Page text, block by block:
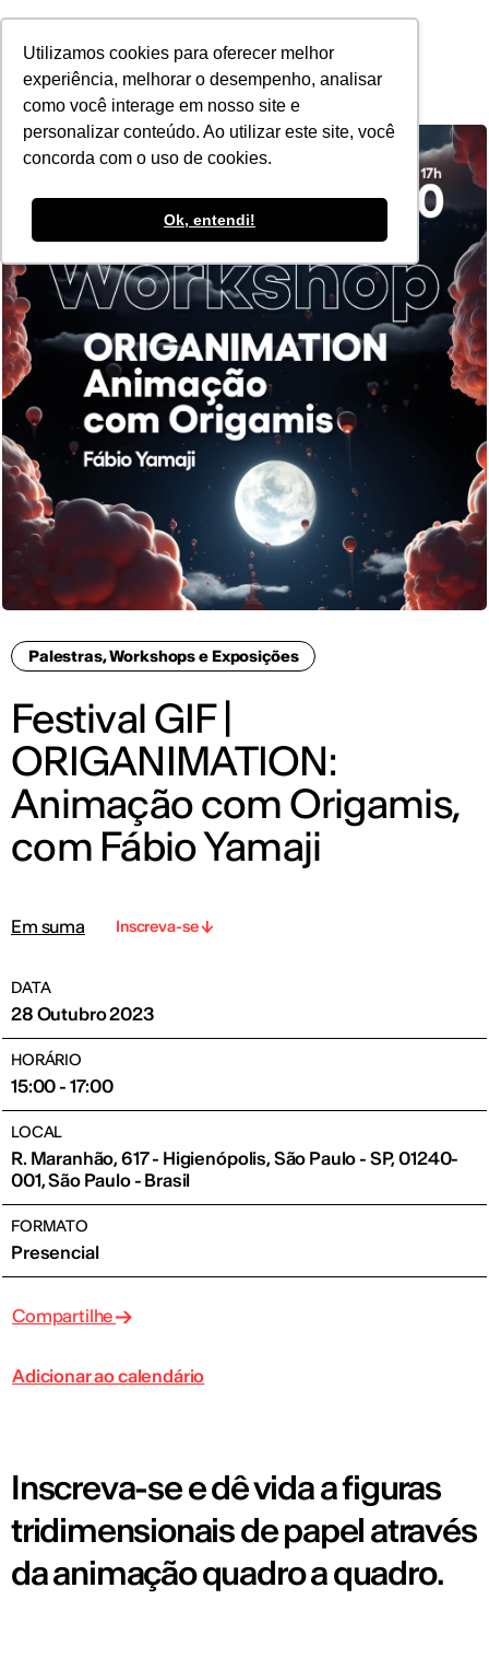
Utilizamos cookies para oferecer melhor
experiência, melhorar o desempenho, analisar
como você interage em nosso site e
personalizar conteúdo. Ao utilizar este site, você
concorda com o uso de cookies.
Ok, entendi!
POR
Palestras, Workshops e Exposições
Festival GIF |
ORIGANIMATION:
Animação com Origamis,
com Fábio Yamaji
Em suma Inscreva-se
DATA
28 Outubro 2023
HORÁRIO
15:00 - 17:00
LOCAL
R. Maranhão, 617 - Higienópolis, São Paulo - SP, 01240-
001, São Paulo - Brasil
FORMATO
Presencial
Compartilhe
Adicionar ao calendário
Inscreva-se e dê vida a figuras
tridimensionais de papel através
da animação quadro a quadro.